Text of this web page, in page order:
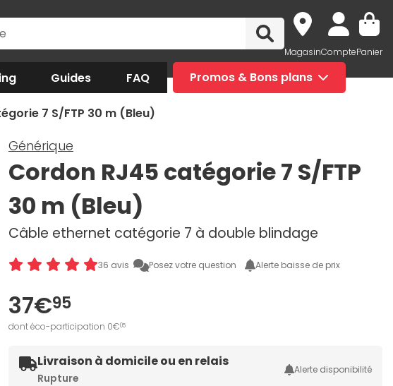
MagasinComptePanier
Guides FAQ Promos & Bons plans
7 S/FTP 30 m (Bleu)
Générique
Cordon RJ45 catégorie 7 S/FTP
30 m (Bleu)
Câble ethernet catégorie 7 à double blindage
36 avis Posez votre question Alerte baisse de prix
37€95
dont éco-participation 0€05
Livraison à domicile ou en relais
Rupture
Alerte disponibilité